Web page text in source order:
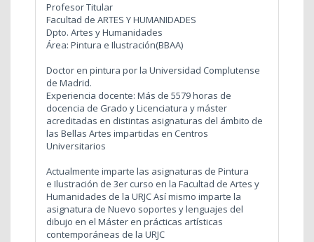
Profesor Titular
Facultad de ARTES Y HUMANIDADES
Dpto. Artes y Humanidades
Área: Pintura e Ilustración(BBAA)
Doctor en pintura por la Universidad Complutense
de Madrid.
Experiencia docente: Más de 5579 horas de
docencia de Grado y Licenciatura y máster
acreditadas en distintas asignaturas del ámbito de
las Bellas Artes impartidas en Centros
Universitarios
Actualmente imparte las asignaturas de Pintura
e Ilustración de 3er curso en la Facultad de Artes y
Humanidades de la URJC Así mismo imparte la
asignatura de Nuevo soportes y lenguajes del
dibujo en el Máster en prácticas artísticas
contemporáneas de la URJC